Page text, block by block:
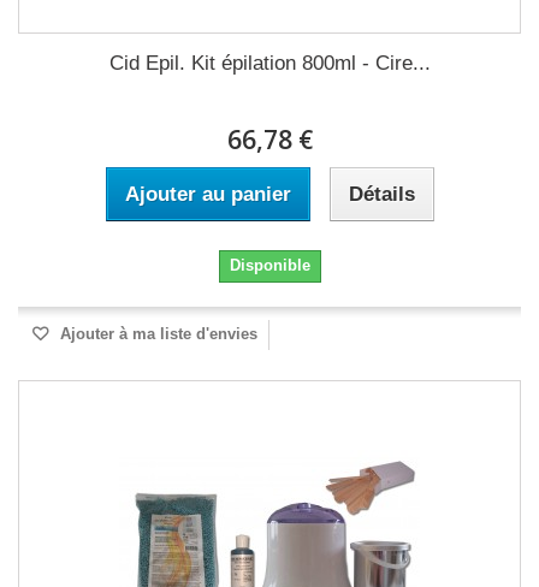
Cid Epil. Kit épilation 800ml - Cire...
66,78 €
Ajouter au panier Détails
Disponible
Ajouter à ma liste d'envies